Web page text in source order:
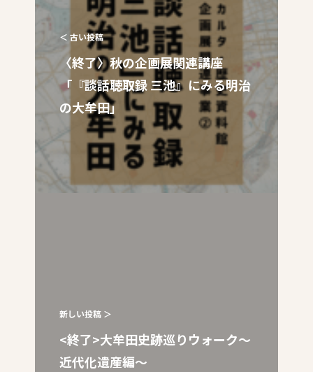
＜ 古い投稿
〈終了〉秋の企画展関連講座
「『談話聴取録 三池』にみる明治
の大牟田」
新しい投稿 ＞
<終了>大牟田史跡巡りウォーク～
近代化遺産編～